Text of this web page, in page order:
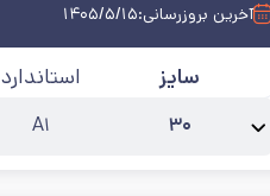
آخرین بروزرسانی:۱۴۰۵/۵/۱۵
سایز استاندارد
۳۰ A۱